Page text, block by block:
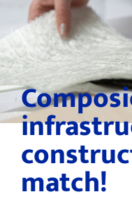
match!